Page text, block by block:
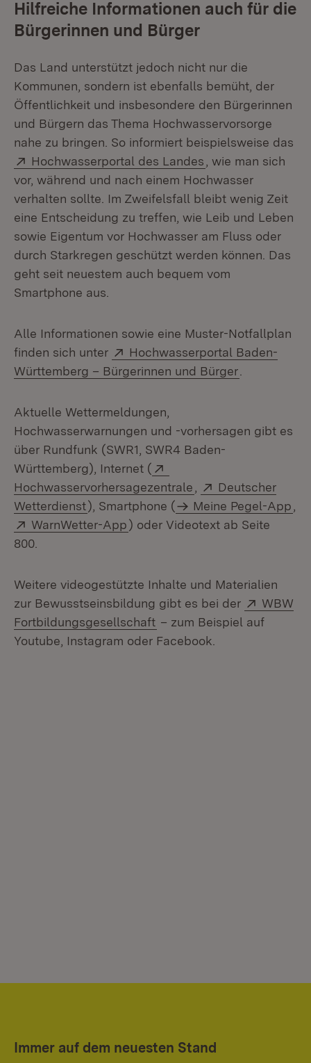
Hilfreiche Informationen auch für die
Bürgerinnen und Bürger
Das Land unterstützt jedoch nicht nur die
Kommunen, sondern ist ebenfalls bemüht, der
Öffentlichkeit und insbesondere den Bürgerinnen
und Bürgern das Thema Hochwasservorsorge
nahe zu bringen. So informiert beispielsweise das
Extern:
Hochwasserportal des Landes (Öffnet in neuem
, wie man sich
vor, während und nach einem Hochwasser
verhalten sollte. Im Zweifelsfall bleibt wenig Zeit
eine Entscheidung zu treffen, wie Leib und Leben
sowie Eigentum vor Hochwasser am Fluss oder
durch Starkregen geschützt werden können. Das
geht seit neuestem auch bequem vom
Smartphone aus.
Alle Informationen sowie eine Muster-Notfallplan
finden sich unter
Extern:
Hochwasserportal Baden-
Württemberg – Bürgerinnen und Bürger
Aktuelle Wettermeldungen,
Hochwasserwarnungen und -vorhersagen gibt es
über Rundfunk (SWR1, SWR4 Baden-
Württemberg), Internet (
Hochwasservorhersagezentrale (Öffnet in neuem
Extern:
Deutscher
Wetterdienst(Öffnet in neuem Fenster)
), Smartphone ( Meine Pegel-App
Extern:
WarnWetter-App(Öffnet in neuem Fenster)
) oder Videotext ab Seite
800.
Weitere videogestützte Inhalte und Materialien
zur Bewusstseinsbildung gibt es bei der
Extern:
WBW
Fortbildungsgesellschaft (Öffnet in neuem Fenster)
– zum Beispiel auf
Youtube, Instagram oder Facebook.
Immer auf dem neuesten Stand